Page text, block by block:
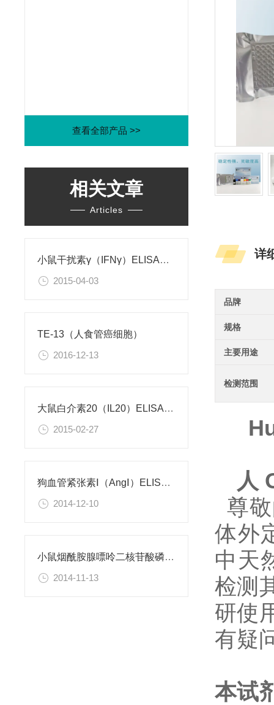
查看全部产品 >>
相关文章
Articles
小鼠干扰素γ（IFNγ）ELISA试剂盒
2015-04-03
TE-13（人食管癌细胞）
2016-12-13
大鼠白介素20（IL20）ELISA试剂盒
2015-02-27
狗血管紧张素Ⅰ（AngⅠ）ELISA试剂盒
2014-12-10
小鼠烟酰胺腺嘌呤二核苷酸磷酸（NADPH）检测试剂盒
2014-11-13
详
品牌
规格
主要用途
检测范围
人
尊
体外
中天
检测
研使
有疑
本试